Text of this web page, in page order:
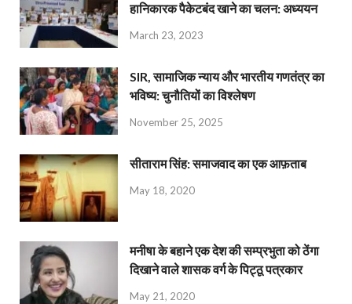
हानिकारक पैकेटबंद खाने का चलन: अध्ययन
March 23, 2023
SIR, सामाजिक न्याय और भारतीय गणतंत्र का
भविष्य: चुनौतियों का विश्लेषण
November 25, 2025
सीताराम सिंह: समाजवाद का एक आफ़ताब
May 18, 2020
मनीषा के बहाने एक देश की सम्प्रभुता को ठेंगा
दिखाने वाले शासक वर्ग के पिट्ठू पत्रकार
May 21, 2020